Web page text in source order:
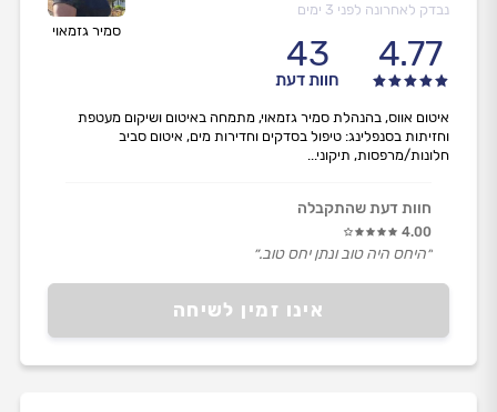
סמיר גזמאוי
נבדק לאחרונה לפני 3 ימים
4.77
43
חוות דעת
אינו זמין לשיחה
איטום אווס, בהנהלת סמיר גזמאוי, מתמחה באיטום ושיקום מעטפת
וחזיתות בסנפלינג: טיפול בסדקים וחדירות מים, איטום סביב
חלונות/מרפסות, תיקוני...
חוות דעת שהתקבלה
4.00
״היחס היה טוב ונתן יחס טוב.״